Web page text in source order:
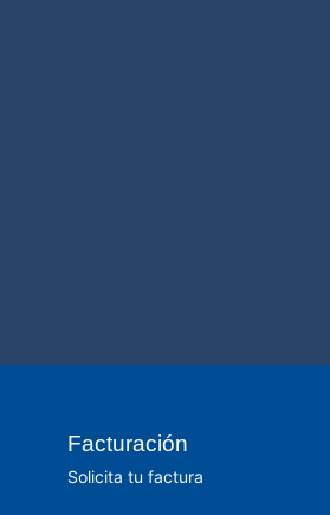
Facturación
Solicita tu factura